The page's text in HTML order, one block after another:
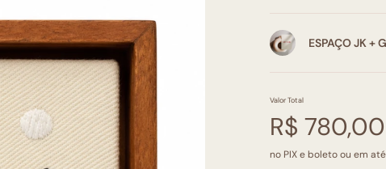
ESPAÇO JK +
Valor Total
R$ 780,00
no PIX e boleto ou em até